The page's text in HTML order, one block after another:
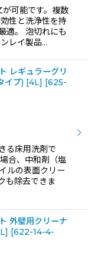
可能です。複数
性と洗浄性を持
適。 泡切れにも
レイ製品…
レギュラーグリ
イプ) [4L] [625-
る床用洗剤で
合、中和剤（塩
ルの表面クリー
も除去できま
外壁用クリーナ
[622-14-4-